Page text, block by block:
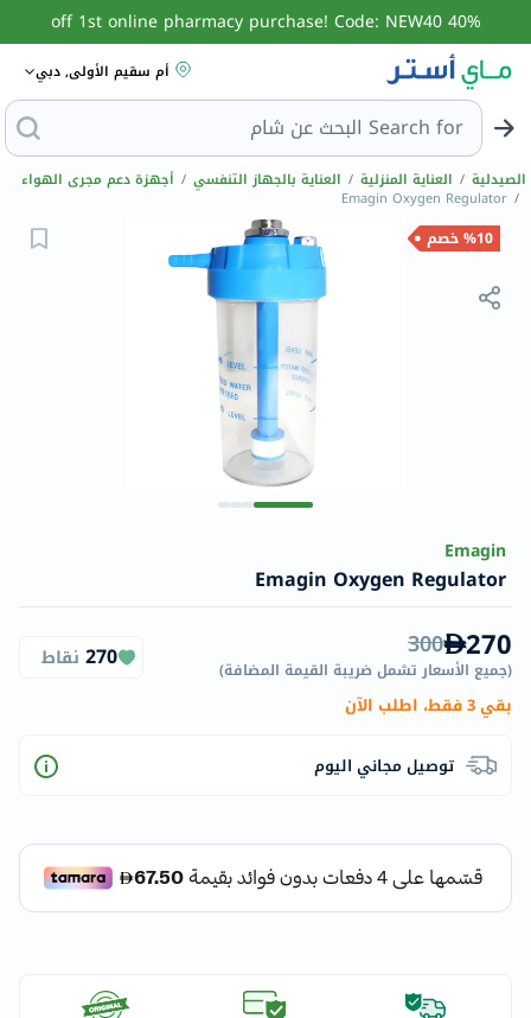
40% off 1st online pharmacy purchase! Code: NEW40
أم سقيم الأولى, دبي
Search for البحث
الصيدلية / العناية المنزلية / العناية بالجهاز التنفسي / أجهزة دعم مجرى الهواء
/
Emagin Oxygen Regulator
%10 خصم
Emagin
Emagin Oxygen Regulator
270
300
(جميع الأسعار تشمل ضريبة القيمة المضافة)
270 نقاط
بقي 3 فقط، اطلب الآن
توصيل مجاني اليوم